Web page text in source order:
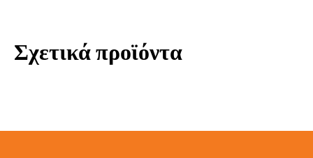
Σχετικά προϊόντα